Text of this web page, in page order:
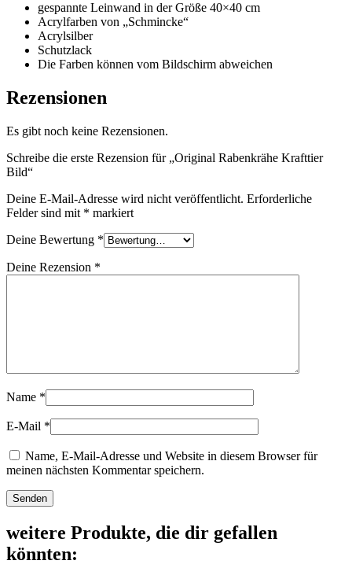
gespannte Leinwand in der Größe 40×40 cm
Acrylfarben von „Schmincke“
Acrylsilber
Schutzlack
Die Farben können vom Bildschirm abweichen
Rezensionen
Es gibt noch keine Rezensionen.
Schreibe die erste Rezension für „Original Rabenkrähe Krafttier
Bild“
Deine E-Mail-Adresse wird nicht veröffentlicht. Erforderliche
Felder sind mit * markiert
Deine Bewertung *
Deine Rezension *
Name *
E-Mail *
Name, E-Mail-Adresse und Website in diesem Browser für
meinen nächsten Kommentar speichern.
weitere Produkte, die dir gefallen
könnten: